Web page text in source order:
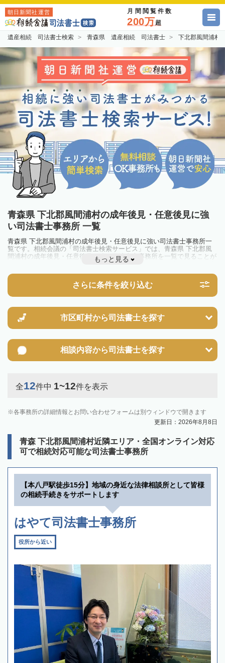
朝日新聞社運営 月間閲覧件数
200万超
遺産相続 司法書士検索 青森県 遺産相続 司法書士 下北郡風間浦
青森県 下北郡風間浦村の成年後見・任意後見に強
い司法書士事務所 一覧
青森県 下北郡風間浦村の成年後見・任意後見に強い司法書士事務所一
覧です。相続会議の「司法書士検索サービス」では、青森県 下北郡風
間浦村の成年後見・任意後見に強い司法書士事務所を一覧で見ることが
出来ます。相続のトラブルやお悩みを抱えている方は一度近隣の司法書
もっと見る
さらに条件を絞り込む
市区町村から司法書士を探す
相談内容から司法書士を探す
全12件中 1~12件を表示
各事務所の詳細情報とお問い合わせフォームは別ウィンドウで開きます
更新日：2026年8月8日
青森 下北郡風間浦村近隣エリア・全国オンライン対応
可で相続対応可能な司法書士事務所
【本八戸駅徒歩15分】地域の身近な法律相談所として皆様
の相続手続きをサポートします
はやて司法書士事務所
役所から近い